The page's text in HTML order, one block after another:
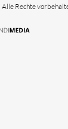
Rechte